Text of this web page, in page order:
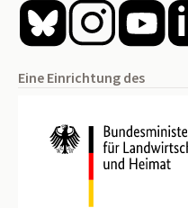
Eine Einrichtung des